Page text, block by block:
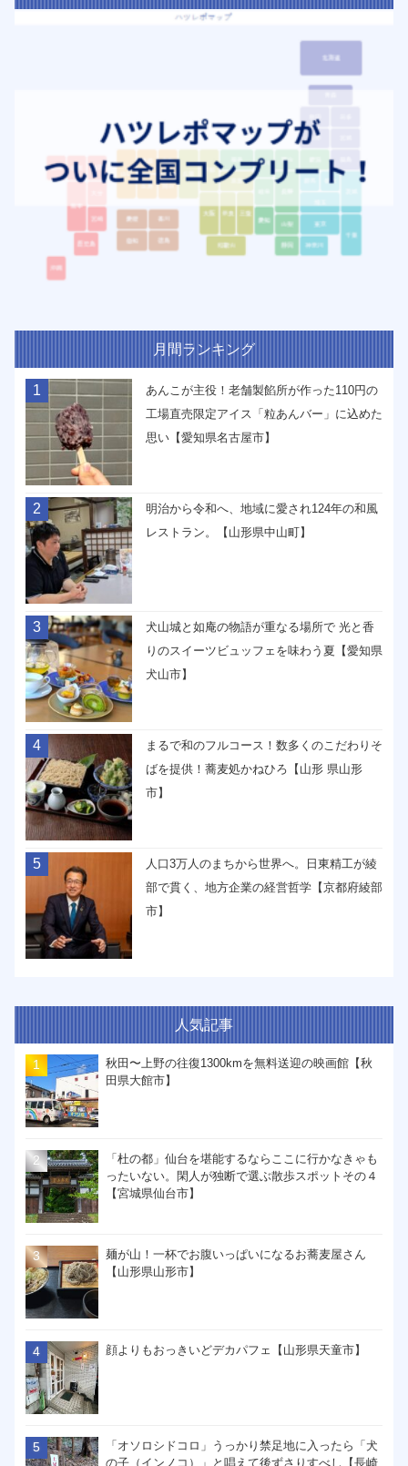
月間ランキング
1
あんこが主役！老舗製餡所が作った110円の
工場直売限定アイス「粒あんバー」に込めた
思い【愛知県名古屋市】
2
明治から令和へ、地域に愛され124年の和風
レストラン。【山形県中山町】
3
犬山城と如庵の物語が重なる場所で 光と香
りのスイーツビュッフェを味わう夏【愛知県
犬山市】
4
まるで和のフルコース！数多くのこだわりそ
ばを提供！蕎麦処かねひろ【山形 県山形
市】
5
人口3万人のまちから世界へ。日東精工が綾
部で貫く、地方企業の経営哲学【京都府綾部
市】
人気記事
秋田〜上野の往復1300kmを無料送迎の映画館【秋
田県大館市】
「杜の都」仙台を堪能するならここに行かなきゃも
ったいない。閑人が独断で選ぶ散歩スポットその４
【宮城県仙台市】
麺が山！一杯でお腹いっぱいになるお蕎麦屋さん
【山形県山形市】
顔よりもおっきいどデカパフェ【山形県天童市】
「オソロシドコロ」うっかり禁足地に入ったら「犬
の子（インノコ）」と唱えて後ずさりすべし【長崎